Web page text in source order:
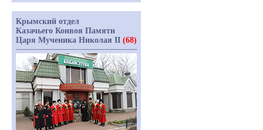
Крымский отдел
Казачьего Конвоя Памяти
Царя Мученика Николая II (68)